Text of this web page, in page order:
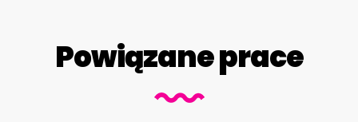
Powiązane prace